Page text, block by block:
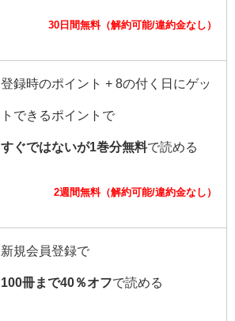
30日間無料（解約可能/違約金なし）
登録時のポイント + 8の付く日にゲッ
トできるポイントで
すぐではないが1巻分無料で読める
2週間無料（解約可能/違約金なし）
新規会員登録で
100冊まで40％オフで読める